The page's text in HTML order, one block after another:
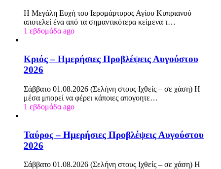
Η Μεγάλη Ευχή του Ιερομάρτυρος Αγίου Κυπριανού
αποτελεί ένα από τα σημαντικότερα κείμενα τ…
1 εβδομάδα ago
Κριός – Ημερήσιες Προβλέψεις Αυγούστου
2026
Σάββατο 01.08.2026 (Σελήνη στους Ιχθείς – σε χάση) Η
μέσα μπορεί να φέρει κάποιες απογοητε…
1 εβδομάδα ago
Ταύρος – Ημερήσιες Προβλέψεις Αυγούστου
2026
Σάββατο 01.08.2026 (Σελήνη στους Ιχθείς – σε χάση) Η